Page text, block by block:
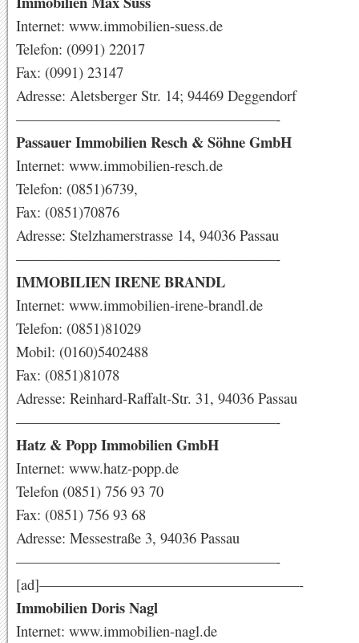
Internet: www.immobilien-suess.de
Telefon: (0991) 22017
Fax: (0991) 23147
Adresse: Aletsberger Str. 14; 94469 Deggendorf
——————————————————-
Passauer Immobilien Resch & Söhne GmbH
Internet: www.immobilien-resch.de
Telefon: (0851)6739,
Fax: (0851)70876
Adresse: Stelzhamerstrasse 14, 94036 Passau
——————————————————-
IMMOBILIEN IRENE BRANDL
Internet: www.immobilien-irene-brandl.de
Telefon: (0851)81029
Mobil: (0160)5402488
Fax: (0851)81078
Adresse: Reinhard-Raffalt-Str. 31, 94036 Passau
——————————————————-
Hatz & Popp Immobilien GmbH
Internet: www.hatz-popp.de
Telefon (0851) 756 93 70
Fax: (0851) 756 93 68
Adresse: Messestraße 3, 94036 Passau
——————————————————-
[ad]——————————————————-
Immobilien Doris Nagl
Internet: www.immobilien-nagl.de